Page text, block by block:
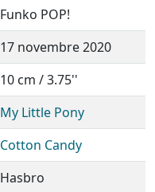
Funko POP!
17 novembre 2020
10 cm / 3.75''
My Little Pony
Cotton Candy
Hasbro